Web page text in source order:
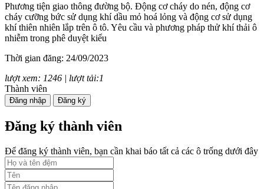
Phương tiện giao thông đường bộ. Động cơ cháy do nén, động cơ
cháy cưỡng bức sử dụng khí dầu mỏ hoá lỏng và động cơ sử dụng
khí thiên nhiên lắp trên ô tô. Yêu cầu và phương pháp thử khí thải ô
nhiễm trong phê duyệt kiểu
Thời gian đăng: 24/09/2023
lượt xem: 1246 | lượt tải:1
TCVN 7880:2008
Phương tiện giao thông đường bộ. Tiếng ồn phát ra từ ô tô. Yêu cầu
và phương pháp thử trong phê duyệt kiểu
Thời gian đăng: 24/09/2023
lượt xem: 1247 | lượt tải:1
Thành viên
Đăng nhập Đăng ký
Đăng ký thành viên
Để đăng ký thành viên, bạn cần khai báo tất cả các ô trống dưới đây